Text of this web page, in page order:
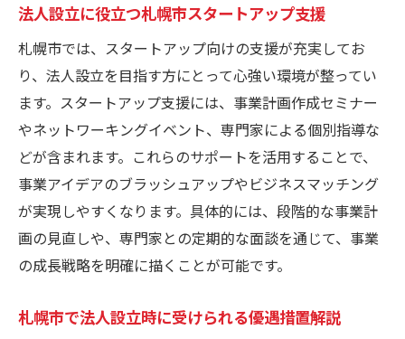
法人設立に役立つ札幌市スタートアップ支援
札幌市では、スタートアップ向けの支援が充実してお
り、法人設立を目指す方にとって心強い環境が整ってい
ます。スタートアップ支援には、事業計画作成セミナー
やネットワーキングイベント、専門家による個別指導な
どが含まれます。これらのサポートを活用することで、
事業アイデアのブラッシュアップやビジネスマッチング
が実現しやすくなります。具体的には、段階的な事業計
画の見直しや、専門家との定期的な面談を通じて、事業
の成長戦略を明確に描くことが可能です。
札幌市で法人設立時に受けられる優遇措置解説